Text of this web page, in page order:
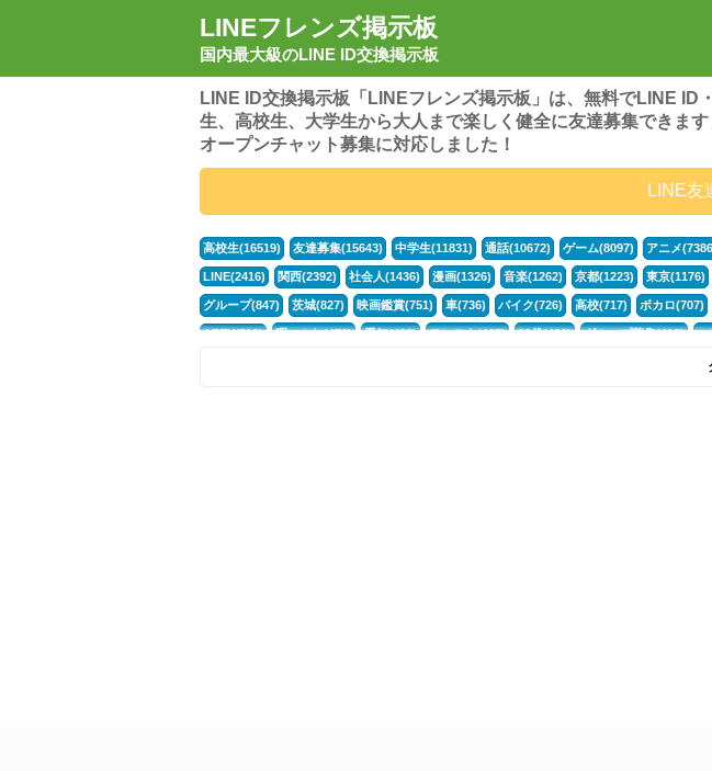
LINEフレンズ掲示板
国内最大級のLINE ID交換掲示板
LINE ID交換掲示板「LINEフレンズ掲示板」は、無料でLINE
生、高校生、大学生から大人まで楽しく健全に友達募集できます
オープンチャット募集に対応しました！
LINE友
高校生(16519) 友達募集(15643) 中学生(11831) 通話(10672) ゲーム(8097) アニメ
LINE(2416) 関西(2392) 社会人(1436) 漫画(1326) 音楽(1262) 京都(1223) 東京(1176)
グループ(847) 茨城(827) 映画鑑賞(751) 車(736) バイク(726) 高校(717) ボカロ(707)
APEX(519) 暇つぶし(476) 愛知(468) モンスト(465) 30代(433) グループ募集(412) マ
フ